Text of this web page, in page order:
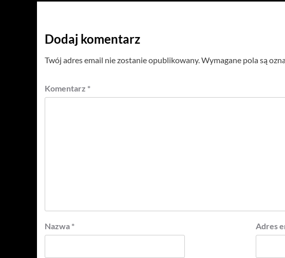
Dodaj komentarz
Twój adres email nie zostanie opublikowany.Wymagane pola są
Komentarz *
Nazwa * Adres